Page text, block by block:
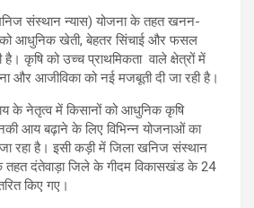
संस्थान न्यास) योजना के तहत खनन-
को आधुनिक खेती, बेहतर सिंचाई और फसल
है। कृषि को उच्च प्राथमिकता वाले क्षेत्रों में
और आजीविका को नई मजबूती दी जा रही है।
के नेतृत्व में किसानों को आधुनिक कृषि
आय बढ़ाने के लिए विभिन्न योजनाओं का
जा रहा है। इसी कड़ी में जिला खनिज संस्थान
तहत दंतेवाड़ा जिले के गीदम विकासखंड के 24
किए गए।